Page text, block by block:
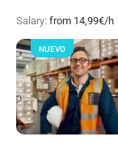
Salary: from 14,99€/h
NUEVO